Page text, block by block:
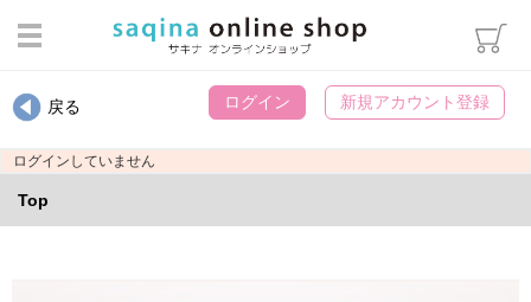
スキンケア
ヘアケア・ボディケア・オーラ
ルケア
戻る ログイン 新規アカウント登録
ログインしていません
Top